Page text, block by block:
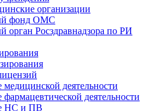
организации
фонд ОМС
орган Росздравнадзора по РИ
деятельности
деятельности
НС и ПВ